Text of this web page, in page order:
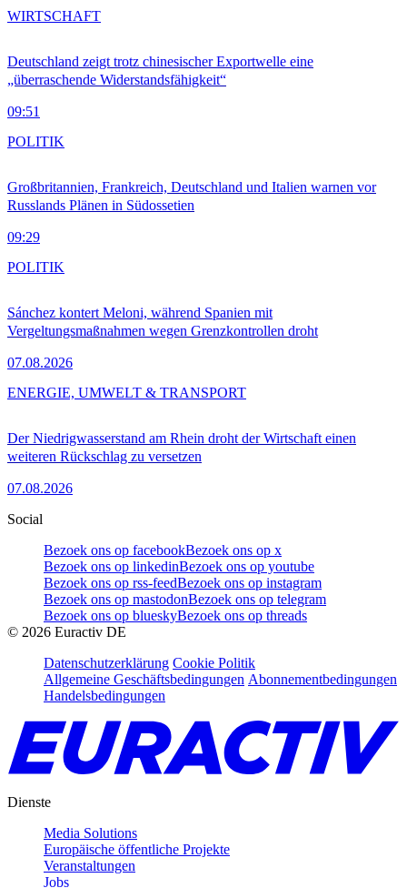
Deutschland zeigt trotz chinesischer Exportwelle eine
„überraschende Widerstandsfähigkeit“
09:51
WIRTSCHAFT
Großbritannien, Frankreich, Deutschland und Italien warnen vor
Russlands Plänen in Südossetien
09:29
POLITIK
Sánchez kontert Meloni, während Spanien mit
Vergeltungsmaßnahmen wegen Grenzkontrollen droht
07.08.2026
POLITIK
Der Niedrigwasserstand am Rhein droht der Wirtschaft einen
weiteren Rückschlag zu versetzen
07.08.2026
ENERGIE, UMWELT & TRANSPORT
Social
Bezoek ons op facebookBezoek ons op x
Bezoek ons op linkedinBezoek ons op youtube
Bezoek ons op rss-feedBezoek ons op instagram
Bezoek ons op mastodonBezoek ons op telegram
Bezoek ons op blueskyBezoek ons op threads
© 2026 Euractiv DE
Datenschutzerklärung Cookie Politik
Allgemeine Geschäftsbedingungen Abonnementbedingungen
Handelsbedingungen
Dienste
Media Solutions
Europäische öffentliche Projekte
Veranstaltungen
Jobs